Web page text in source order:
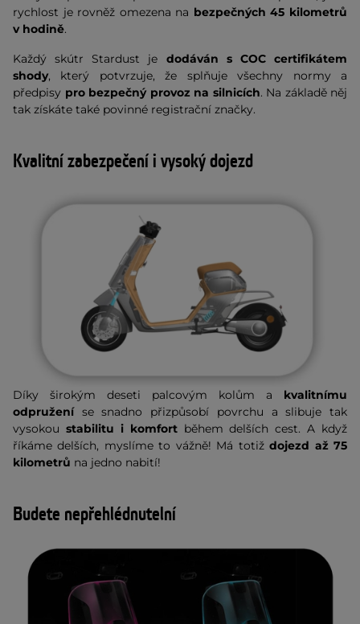
rychlost je rovněž omezena na bezpečných 45 kilometrů
v hodině.
Každý skútr Stardust je dodáván s COC certifikátem
shody, který potvrzuje, že splňuje všechny normy a
předpisy pro bezpečný provoz na silnicích. Na základě něj
tak získáte také povinné registrační značky.
Kvalitní zabezpečení i vysoký dojezd
Díky širokým deseti palcovým kolům a kvalitnímu
odpružení se snadno přizpůsobí povrchu a slibuje tak
vysokou stabilitu i komfortběhem delších cest. A když
říkáme delších, myslíme to vážně! Má totiždojezd až 75
kilometrů na jedno nabití!
Budete nepřehlédnutelní